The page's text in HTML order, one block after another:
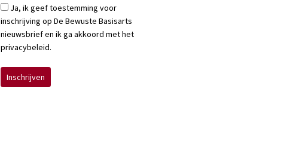
Ja, ik geef toestemming voor
inschrijving op De Bewuste Basisarts
nieuwsbrief en ik ga akkoord met het
privacybeleid.
Inschrijven